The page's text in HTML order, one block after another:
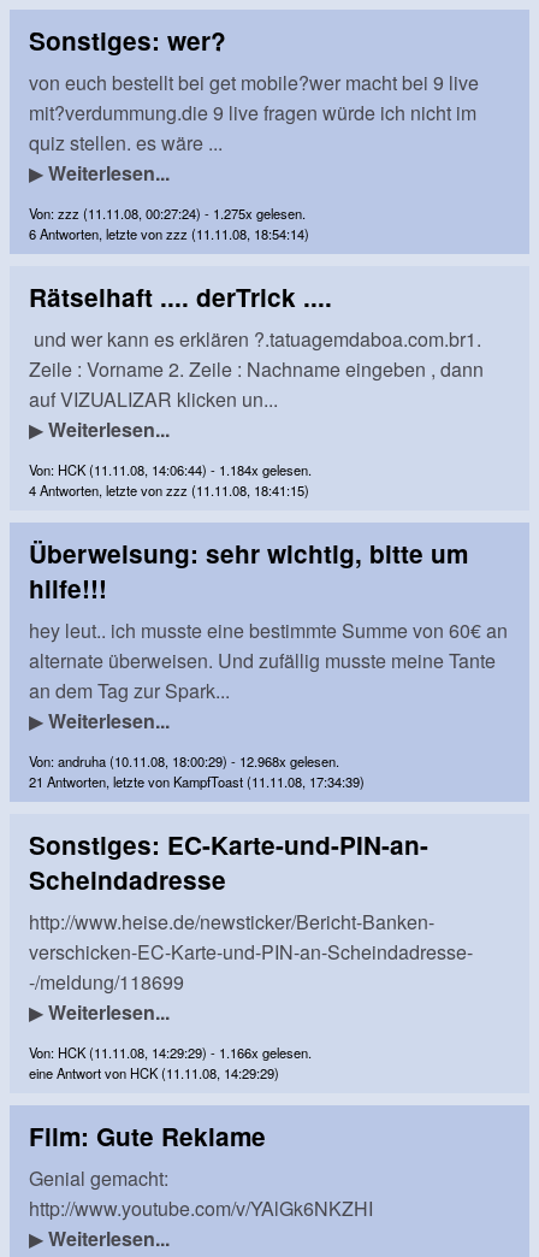
Sonstiges: wer?
von euch bestellt bei get mobile?wer macht bei 9 live
mit?verdummung.die 9 live fragen würde ich nicht im
quiz stellen. es wäre ...
▶Weiterlesen...
Von: zzz (11.11.08, 00:27:24) - 1.275x gelesen.
6 Antworten, letzte von zzz (11.11.08, 18:54:14)
Rätselhaft .... derTrick ....
und wer kann es erklären ?.tatuagemdaboa.com.br1.
Zeile : Vorname 2. Zeile : Nachname eingeben , dann
auf VIZUALIZAR klicken un...
▶Weiterlesen...
Von: HCK (11.11.08, 14:06:44) - 1.184x gelesen.
4 Antworten, letzte von zzz (11.11.08, 18:41:15)
Überweisung: sehr wichtig, bitte um
hilfe!!!
hey leut.. ich musste eine bestimmte Summe von 60€ an
alternate überweisen. Und zufällig musste meine Tante
an dem Tag zur Spark...
▶Weiterlesen...
Von: andruha (10.11.08, 18:00:29) - 12.968x gelesen.
21 Antworten, letzte von KampfToast (11.11.08, 17:34:39)
Sonstiges: EC-Karte-und-PIN-an-
Scheindadresse
http://www.heise.de/newsticker/Bericht-Banken-
verschicken-EC-Karte-und-PIN-an-Scheindadresse-
-/meldung/118699
▶Weiterlesen...
Von: HCK (11.11.08, 14:29:29) - 1.166x gelesen.
eine Antwort von HCK (11.11.08, 14:29:29)
Film: Gute Reklame
Genial gemacht:
http://www.youtube.com/v/YAlGk6NKZHI
▶Weiterlesen...